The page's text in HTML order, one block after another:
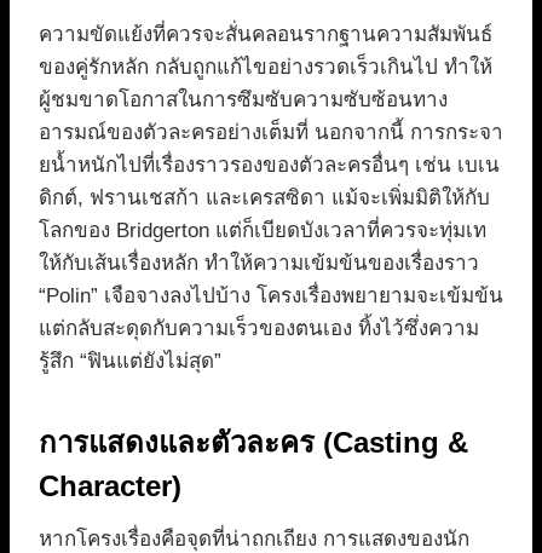
ความขัดแย้งที่ควรจะสั่นคลอนรากฐานความสัมพันธ์
ของคู่รักหลัก กลับถูกแก้ไขอย่างรวดเร็วเกินไป ทำให้
ผู้ชมขาดโอกาสในการซึมซับความซับซ้อนทาง
อารมณ์ของตัวละครอย่างเต็มที่ นอกจากนี้ การกระจา
ยน้ำหนักไปที่เรื่องราวรองของตัวละครอื่นๆ เช่น เบเน
ดิกต์, ฟรานเชสก้า และเครสซิดา แม้จะเพิ่มมิติให้กับ
โลกของ Bridgerton แต่ก็เบียดบังเวลาที่ควรจะทุ่มเท
ให้กับเส้นเรื่องหลัก ทำให้ความเข้มข้นของเรื่องราว
“Polin” เจือจางลงไปบ้าง โครงเรื่องพยายามจะเข้มข้น
แต่กลับสะดุดกับความเร็วของตนเอง ทิ้งไว้ซึ่งความ
รู้สึก “ฟินแต่ยังไม่สุด”
การแสดงและตัวละคร (Casting &
Character)
หากโครงเรื่องคือจุดที่น่าถกเถียง การแสดงของนัก